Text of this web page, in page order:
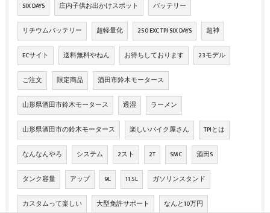
SIX DAYS 庄内子供お出かけスポット バッテリー
リチウムバッテリー 超軽量化 250 EXC TPI SIX DAYS 超神
ECサイト 送料無料やねん お待ちしております 23モデル
ご注文 限定商品 酒田市鈴木モータース
山形県酒田市鈴木モータース 透湿 ラーメン
山形県酒田市の鈴木モータース 楽しいバイク屋さん TPIとは
なんなんやろ システム 2スト 2T SMC 酒田S
タンク容量 アップ 9L 11.5L ガソリンスタンド
カスタムって楽しい 大型免許サポート なんと10万円